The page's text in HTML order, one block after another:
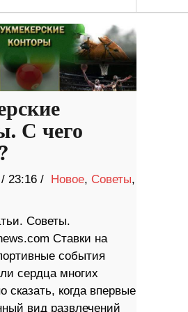
С чего
/ 23:16 / Новое, Советы,
Советы.
Ставки на
события
сердца многих
сказать, когда впервые
вид развлечений